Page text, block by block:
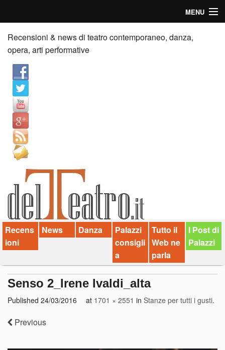
MENU
Home
Recensioni
Anticipazioni
News
Palazzi consiglia
Video
Chi siamo
Contatti
dT in English
Recensioni & news di teatro contemporaneo, danza,
opera, arti performative
Recens
ioni
News Danza
Palazzi
consigli
a
Tutto il
Web ne
parla
I Post di
Palazzi
Senso 2_Irene Ivaldi_alta
Published 24/03/2016 at 1701 × 2551 in Stanze per tutti i gusti.
Previous